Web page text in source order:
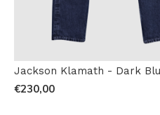
Jackson Klamath - Dark
€230,00